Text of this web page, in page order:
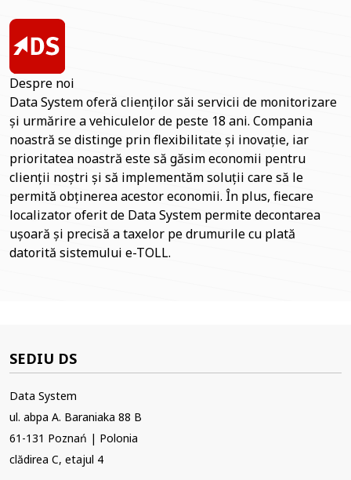
Despre noi
Data System oferă clienților săi servicii de monitorizare
și urmărire a vehiculelor de peste 18 ani. Compania
noastră se distinge prin flexibilitate și inovație, iar
prioritatea noastră este să găsim economii pentru
clienții noștri și să implementăm soluții care să le
permită obținerea acestor economii. În plus, fiecare
localizator oferit de Data System permite decontarea
ușoară și precisă a taxelor pe drumurile cu plată
datorită sistemului e-TOLL.
SEDIU DS
Data System
ul. abpa A. Baraniaka 88 B
61-131 Poznań | Polonia
clădirea C, etajul 4